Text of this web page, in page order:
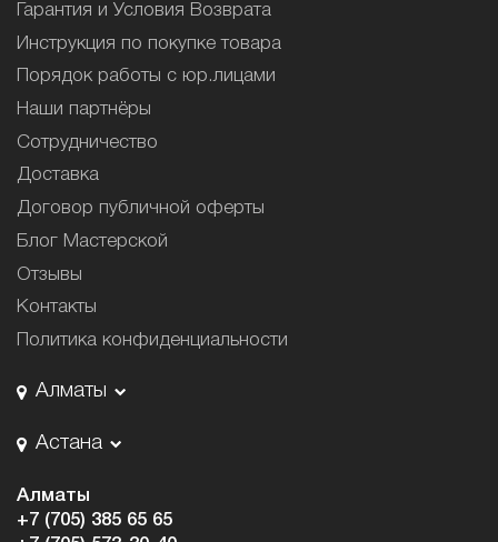
Гарантия и Условия Возврата
Инструкция по покупке товара
Порядок работы с юр.лицами
Наши партнёры
Сотрудничество
Доставка
Договор публичной оферты
Блог Мастерской
Отзывы
Контакты
Политика конфиденциальности
Алматы
Астана
Алматы
+7 (705) 385 65 65